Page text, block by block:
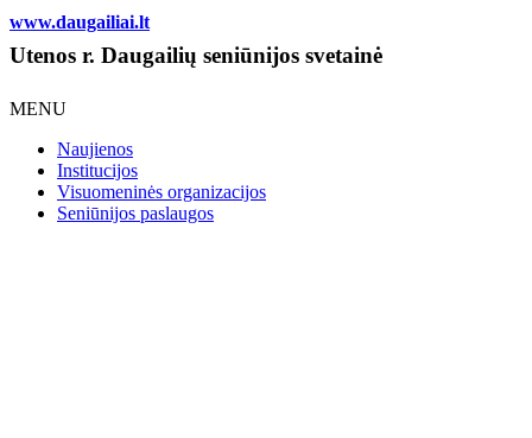
www.daugailiai.lt
Utenos r. Daugailių seniūnijos svetainė
MENU
Naujienos
Institucijos
Visuomeninės organizacijos
Seniūnijos paslaugos